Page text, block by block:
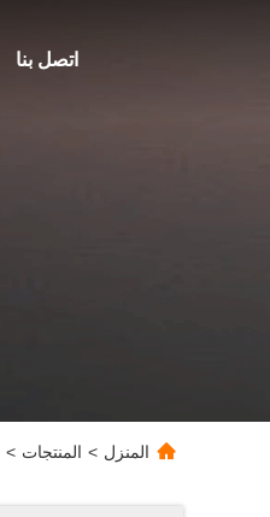
اتصل بنا
المنزل > المنتجات >